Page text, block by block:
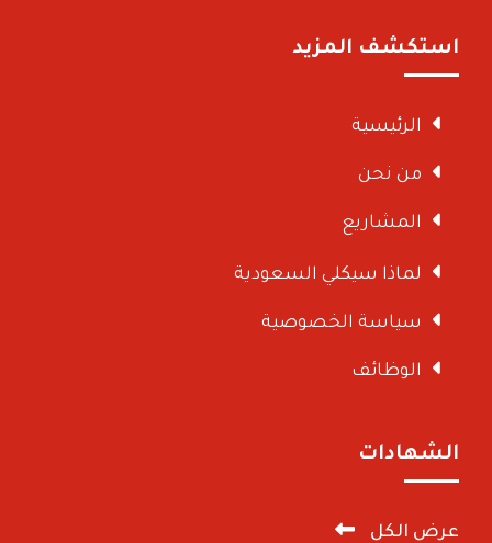
استكشف المزيد
الرئيسية
من نحن
المشاريع
لماذا سيكلي السعودية
سياسة الخصوصية
الوظائف
الشهادات
عرض الكل